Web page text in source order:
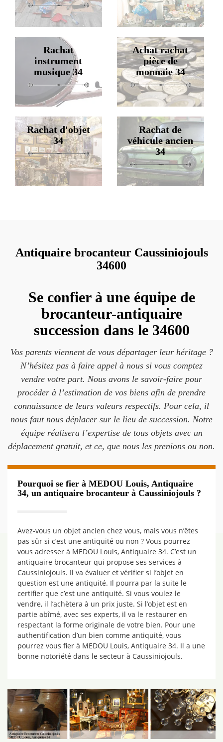
Rachat
instrument
musique 34
Achat rachat
pièce de
monnaie 34
Rachat d'objet
34
Rachat de
véhicule ancien
34
Antiquaire brocanteur Caussiniojouls
34600
Se confier à une équipe de
brocanteur-antiquaire
succession dans le 34600
Vos parents viennent de vous départager leur héritage ?
N’hésitez pas à faire appel à nous si vous comptez
vendre votre part. Nous avons le savoir-faire pour
procéder à l’estimation de vos biens afin de prendre
connaissance de leurs valeurs respectifs. Pour cela, il
nous faut nous déplacer sur le lieu de succession. Notre
équipe réalisera l’expertise de tous objets avec un
déplacement gratuit, et ce, que nous les prenions ou non.
Pourquoi se fier à MEDOU Louis, Antiquaire
34, un antiquaire brocanteur à Caussiniojouls ?
Avez-vous un objet ancien chez vous, mais vous n’êtes
pas sûr si c’est une antiquité ou non ? Vous pourrez
vous adresser à MEDOU Louis, Antiquaire 34. C’est un
antiquaire brocanteur qui propose ses services à
Caussiniojouls. Il va évaluer et vérifier si l’objet en
question est une antiquité. Il pourra par la suite le
certifier que c’est une antiquité. Si vous voulez le
vendre, il l’achètera à un prix juste. Si l’objet est en
partie abîmé, avec ses experts, il va le restaurer en
respectant la forme originale de votre bien. Pour une
authentification d’un bien comme antiquité, vous
pourrez vous fier à MEDOU Louis, Antiquaire 34. Il a une
bonne notoriété dans le secteur à Caussiniojouls.